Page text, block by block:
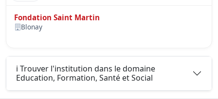
Fondation Saint Martin
Blonay
ℹ️ Trouver l'institution dans le domaine
Education, Formation, Santé et Social